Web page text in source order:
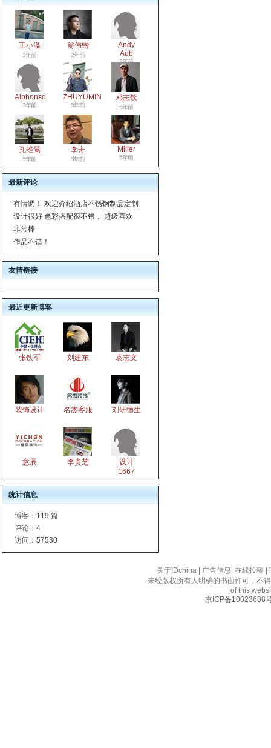
王小溢
1年前
翁伟锴
2年前
Andy
Aub
3年前
Alphonso
3年前
ZHUYUMIN
5年前
邓志钦
5年前
孔维翯
5年前
李舟
5年前
Miller
5年前
最新评论
有情调！ 欢迎介绍酒店不锈钢制品定制
设计很好 色彩搭配很不错， 超级喜欢
非常棒
作品不错！
友情链接
最近更新博客
张铁军 刘建东 袁志文
装饰设计 名杰客服 刘研德生
意辰 李贵芝
设计
1667
统计信息
博客： 119 篇
评论： 4
访问： 57530
关于IDchina 广告信息 在线投稿
未经版权所有人明确的书面许可，不
of this
京ICP备10023688